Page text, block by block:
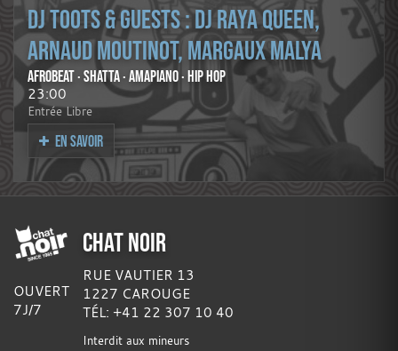
DJ TOOTS & GUESTS : DJ RAYA QUEEN,
ARNAUD MOUTINOT, MARGAUX MALYA
AFROBEAT · SHATTA · AMAPIANO · HIP HOP
23:00
Entrée Libre
EN SAVOIR
OUVERT
7J/7
CHAT NOIR
RUE VAUTIER 13
1227 CAROUGE
TÉL: +41 22 307 10 40
Interdit aux mineurs